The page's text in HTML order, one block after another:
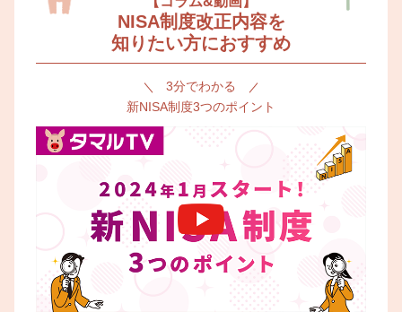
NISA制度改正内容を
知りたい方におすすめ
3分でわかる
新NISA制度3つのポイント